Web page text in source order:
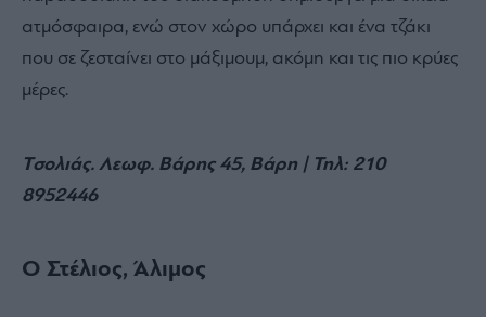
ατμόσφαιρα, ενώ στον χώρο υπάρχει και ένα τζάκι
που σε ζεσταίνει στο μάξιμουμ, ακόμη και τις πιο κρύες
μέρες.
Tσολιάς. Λεωφ. Βάρης 45, Βάρη | Τηλ: 210
8952446
Ο Στέλιος, Άλιμος